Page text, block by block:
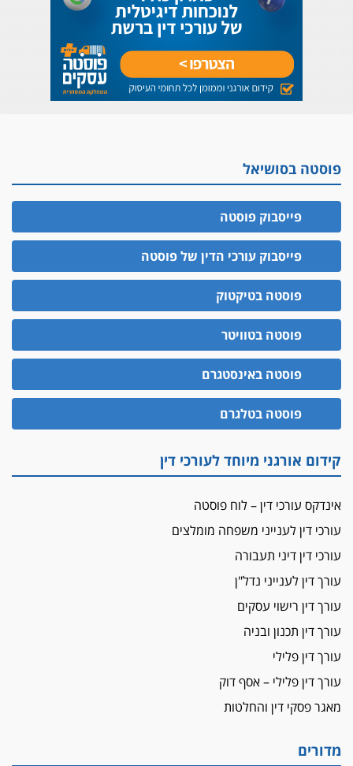
פוסטה בסושיאל
פייסבוק פוסטה
פייסבוק עורכי הדין של פוסטה
פוסטה בטיקטוק
פוסטה בטוויטר
פוסטה באינסטגרם
פוסטה בטלגרם
קידום אורגני מיוחד לעורכי דין
אינדקס עורכי דין – לוח פוסטה
עורכי דין לענייני משפחה מומלצים
עורכי דין דיני תעבורה
עורך דין לענייני נדל"ן
עורך דין רישוי עסקים
עורך דין תכנון ובניה
עורך דין פלילי
עורך דין פלילי – אסף דוק
מאגר פסקי דין והחלטות
מדורים